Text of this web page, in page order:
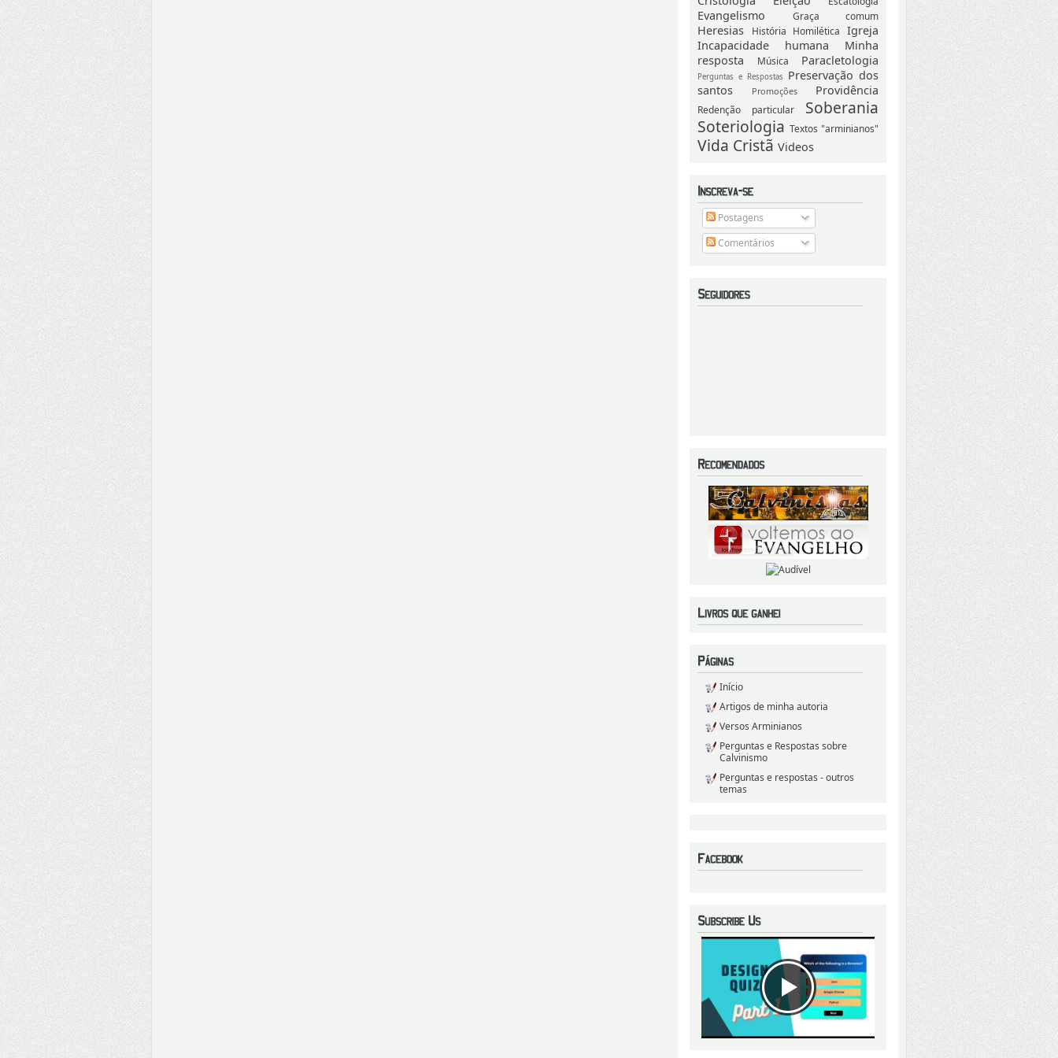
Evangelismo Graça comum
Heresias História Homilética Igreja
Incapacidade humana
Minha
resposta
Música Paracletologia
Perguntas e Respostas
Preservação dos
santos
Promoções Providência
Redenção particular
Soberania
Soteriologia Textos "arminianos"
Vida Cristã Videos
Postagens
Comentários
Início
Artigos de minha autoria
Versos Arminianos
Perguntas e Respostas sobre
Calvinismo
Perguntas e respostas - outros
temas